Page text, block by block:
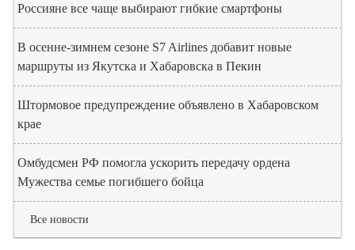
Россияне все чаще выбирают гибкие смартфоны
В осенне-зимнем сезоне S7 Airlines добавит новые
маршруты из Якутска и Хабаровска в Пекин
Штормовое предупреждение объявлено в Хабаровском
крае
Омбудсмен РФ помогла ускорить передачу ордена
Мужества семье погибшего бойца
Все новости